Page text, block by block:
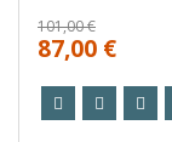
101,00 €
87,00 €